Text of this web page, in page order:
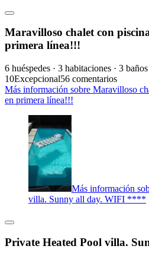
Maravilloso chalet con
primera línea!!!
6 huéspedes · 3 habitaciones · 3 baños
10Excepcional56 comentarios
Más información sobre Maravilloso
en primera línea!!!
Más información
villa. Sunny all day. WIFI ****
Private Heated Pool villa.